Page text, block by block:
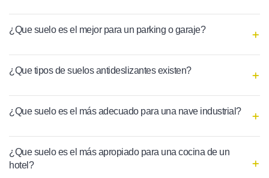
¿Que suelo es el mejor para un parking o garaje?
¿Que tipos de suelos antideslizantes existen?
¿Que suelo es el más adecuado para una nave industrial?
¿Que suelo es el más apropiado para una cocina de un
hotel?